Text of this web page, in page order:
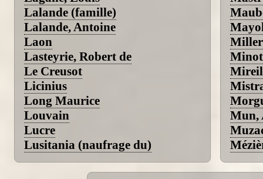
Lalande (famille)
Lalande, Antoine
Laon
Lasteyrie, Robert de
Le Creusot
Licinius
Long Maurice
Louvain
Lucre
Lusitania (naufrage du)
Mun,